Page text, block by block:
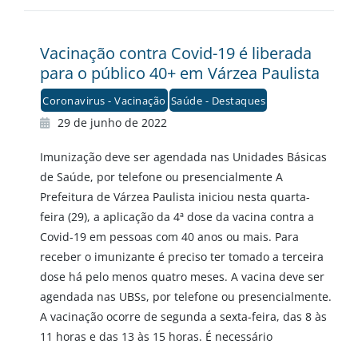
Vacinação contra Covid-19 é liberada
para o público 40+ em Várzea Paulista
Coronavirus - Vacinação Saúde - Destaques
29 de junho de 2022
Imunização deve ser agendada nas Unidades Básicas
de Saúde, por telefone ou presencialmente A
Prefeitura de Várzea Paulista iniciou nesta quarta-
feira (29), a aplicação da 4ª dose da vacina contra a
Covid-19 em pessoas com 40 anos ou mais. Para
receber o imunizante é preciso ter tomado a terceira
dose há pelo menos quatro meses. A vacina deve ser
agendada nas UBSs, por telefone ou presencialmente.
A vacinação ocorre de segunda a sexta-feira, das 8 às
11 horas e das 13 às 15 horas. É necessário